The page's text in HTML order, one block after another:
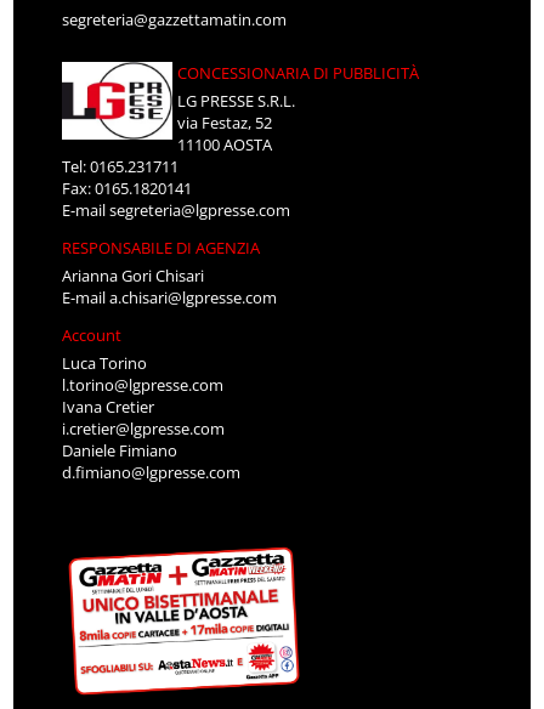
segreteria@gazzettamatin.com
CONCESSIONARIA DI PUBBLICITÀ
LG PRESSE S.R.L.
via Festaz, 52
11100 AOSTA
Tel: 0165.231711
Fax: 0165.1820141
E-mailsegreteria@lgpresse.com
RESPONSABILE DI AGENZIA
Arianna Gori Chisari
E-maila.chisari@lgpresse.com
Account
Luca Torino
l.torino@lgpresse.com
Ivana Cretier
i.cretier@lgpresse.com
Daniele Fimiano
d.fimiano@lgpresse.com